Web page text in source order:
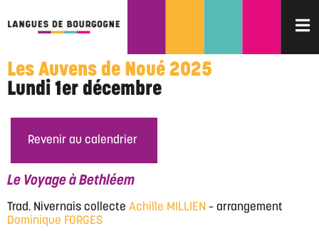
Les Auvens de Noué 2025
Lundi 1er décembre
Revenir au calendrier
Le Voyage à Bethléem
Trad. Nivernais collecte Achille MILLIEN – arrangement
Dominique FORGES